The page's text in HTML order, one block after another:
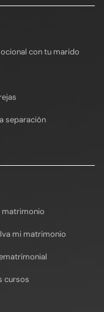
con tu marido
separación
matrimonio
mi matrimonio
cursos